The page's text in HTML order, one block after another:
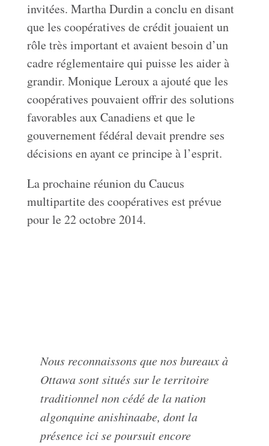
invitées. Martha Durdin a conclu en disant
que les coopératives de crédit jouaient un
rôle très important et avaient besoin d’un
cadre réglementaire qui puisse les aider à
grandir. Monique Leroux a ajouté que les
coopératives pouvaient offrir des solutions
favorables aux Canadiens et que le
gouvernement fédéral devait prendre ses
décisions en ayant ce principe à l’esprit.
La prochaine réunion du Caucus
multipartite des coopératives est prévue
pour le 22 octobre 2014.
Nous reconnaissons que nos bureaux à
Ottawa sont situés sur le territoire
traditionnel non cédé de la nation
algonquine anishinaabe, dont la
présence ici se poursuit encore